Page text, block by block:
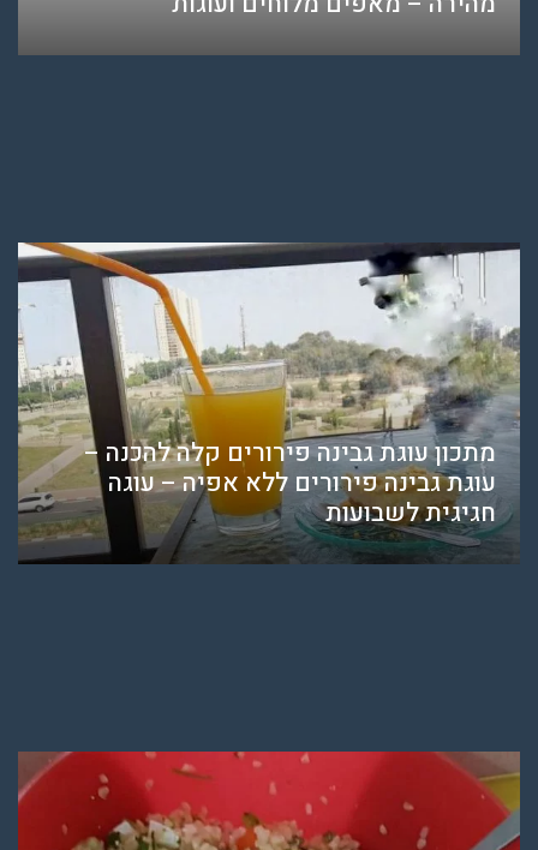
מתכון עוגת גבינה פירורים קלה להכנה –
עוגת גבינה פירורים ללא אפיה – עוגה
חגיגית לשבועות